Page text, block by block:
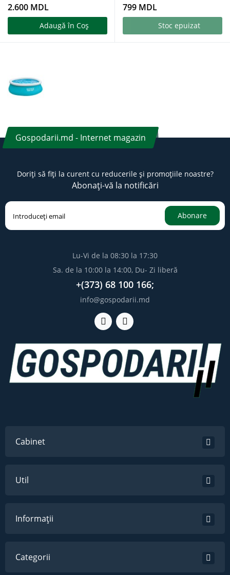
2.600 MDL
Adaugă în Coş
799 MDL
Stoc epuizat
Gospodarii.md - Internet magazin
Doriți să fiți la curent cu reducerile și promoțiile noastre?
Abonați-vă la notificări
Abonare
Lu-Vi de la 08:30 la 17:30
Sa. de la 10:00 la 14:00, Du- Zi liberă
+(373) 68 100 166;
info@gospodarii.md
Cabinet
Util
Informații
Categorii